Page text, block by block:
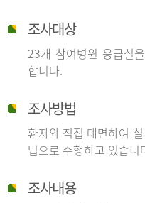
조사대상
23개 참여병원 응급실
합니다.
조사방법
환자와 직접 대면하여
법으로 수행하고 있습니
조사내용